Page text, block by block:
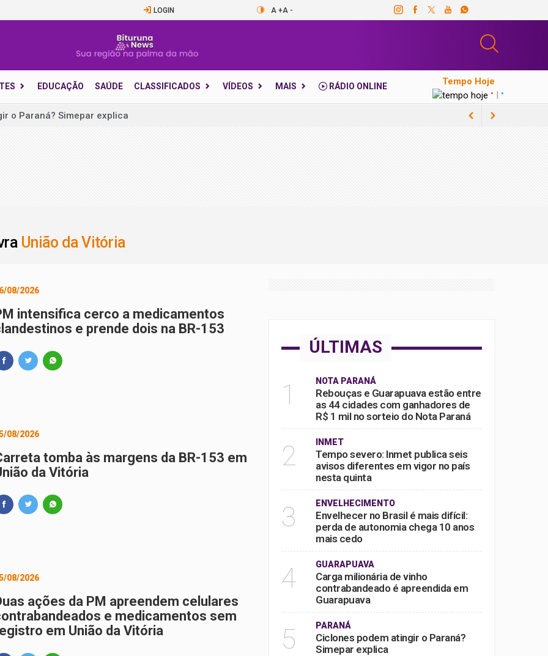
LOGIN A +A -
EDUCAÇÃO SAÚDE CLASSIFICADOS VÍDEOS MAIS RÁDIO ONLINE Tempo Hoje
° | °
na sede do Conselho Tutelar de Paulo Frontin
seis avisos diferentes em vigor no país nesta quinta
contrabandeado é apreendida em Guarapuava
o Paraná? Simepar explica
União da Vitória
08/2026
intensifica cerco a medicamentos
e prende dois na BR-153
08/2026
tomba às margens da BR-153 em
da Vitória
08/2026
ações da PM apreendem celulares
e medicamentos sem
em União da Vitória
ÚLTIMAS
1 NOTA PARANÁ
Rebouças e Guarapuava estão entre
as 44 cidades com ganhadores de
R$ 1 mil no sorteio do Nota Paraná
2 INMET
Tempo severo: Inmet publica seis
avisos diferentes em vigor no país
nesta quinta
3 ENVELHECIMENTO
Envelhecer no Brasil é mais difícil:
perda de autonomia chega 10 anos
mais cedo
4 GUARAPUAVA
Carga milionária de vinho
contrabandeado é apreendida em
Guarapuava
5 PARANÁ
Ciclones podem atingir o Paraná?
Simepar explica